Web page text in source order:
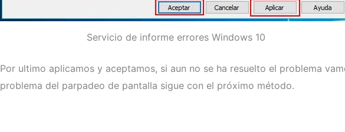
Servicio de informe errores Windows 10
Por ultimo aplicamos y aceptamos, si aun no se ha resuelto el problema
problema del parpadeo de pantalla sigue con el próximo método.